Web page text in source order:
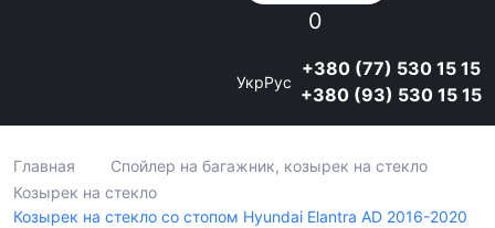
0
УкрРус
+380 (77) 530 15 15
+380 (93) 530 15 15
Главная
Спойлер на багажник, козырек на стекло
Козырек на стекло
Козырек на стекло со стопом Hyundai Elantra AD 2016-2020